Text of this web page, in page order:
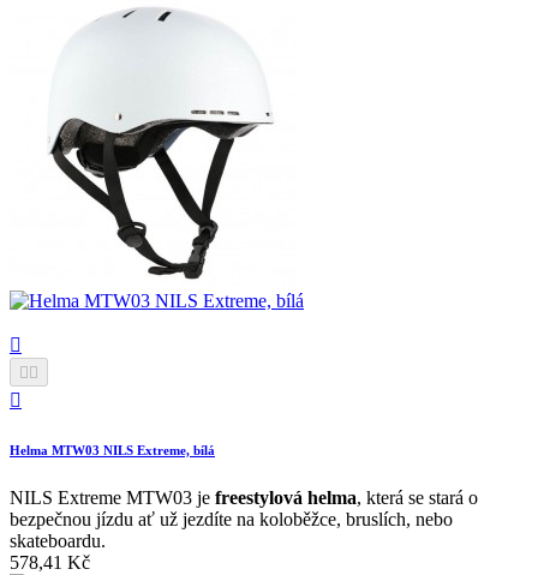

 

Helma MTW03 NILS Extreme, bílá
NILS Extreme MTW03 je freestylová helma, která se stará o
bezpečnou jízdu ať už jezdíte na koloběžce, bruslích, nebo
skateboardu.
578,41 Kč